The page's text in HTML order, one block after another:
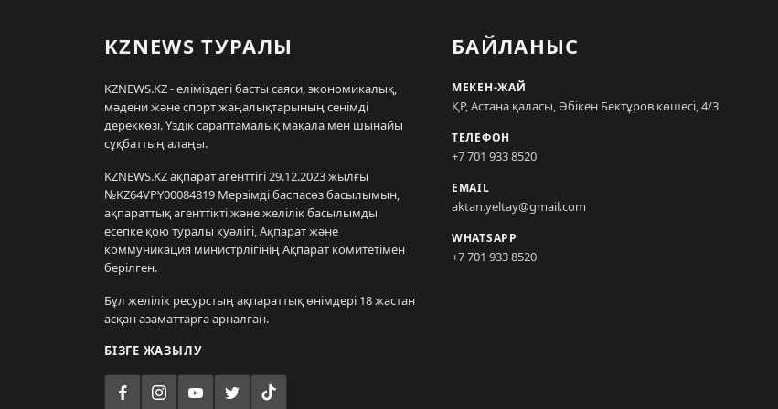
KZNEWS ТУРАЛЫ
KZNEWS.KZ - еліміздегі басты саяси, экономикалық,
мәдени және спорт жаңалықтарының сенімді
дереккөзі. Үздік сараптамалық мақала мен шынайы
сұқбаттың алаңы.
KZNEWS.KZ ақпарат агенттігі 29.12.2023 жылғы
№KZ64VPY00084819 Мерзімді баспасөз басылымын,
ақпараттық агенттікті және желілік басылымды
есепке қою туралы куәлігі, Ақпарат және
коммуникация министрлігінің Ақпарат комитетімен
берілген.
Бұл желілік ресурстың ақпараттық өнімдері 18 жастан
асқан азаматтарға арналған.
БІЗГЕ ЖАЗЫЛУ
БАЙЛАНЫС
МЕКЕН-ЖАЙ
ҚР, Астана қаласы, Әбікен Бектұров көшесі, 4/3
ТЕЛЕФОН
+7 701 933 8520
EMAIL
aktan.yeltay@gmail.com
WHATSAPP
+7 701 933 8520